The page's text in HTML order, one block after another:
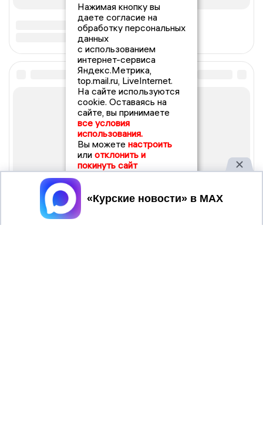
Нажимая кнопку вы
даете согласие на
обработку персональных
данных
с использованием
интернет-сервиса
Яндекс.Метрика,
top.mail.ru, LiveInternet.
На сайте используются
cookie. Оставаясь на
сайте, вы принимаете
все условия
использования.
Вы можете настроить
или отклонить и
покинуть сайт
Принять